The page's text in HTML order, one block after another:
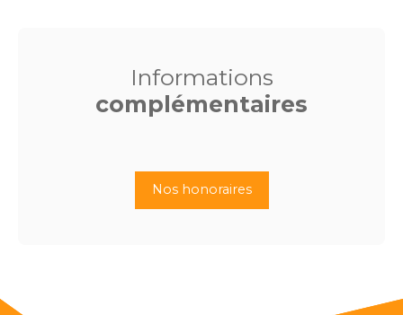
Informations
complémentaires
Nos honoraires